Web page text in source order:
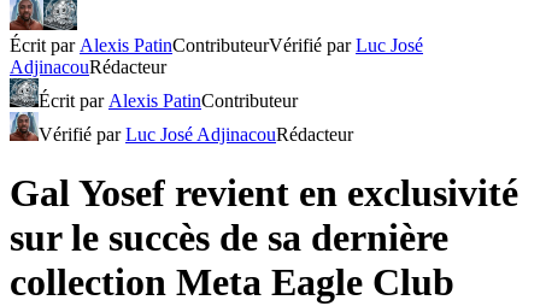
Écrit par Alexis PatinContributeurVérifié parLuc José
AdjinacouRédacteur
Écrit par Alexis PatinContributeur
Vérifié parLuc José AdjinacouRédacteur
Gal Yosef revient en exclusivité
sur le succès de sa dernière
collection Meta Eagle Club